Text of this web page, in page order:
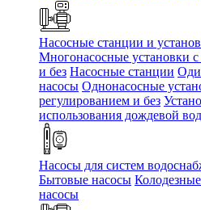
Насосные станции и
Многонасосные установки
и без Насосные станции
насосы Однонасосные
регулированием и без
использования дождевой
Насосы для систем
Бытовые насосы
насосы